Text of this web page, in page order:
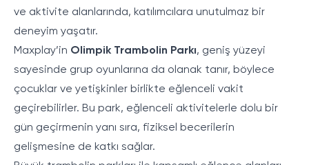
ve aktivite alanlarında, katılımcılara unutulmaz bir
deneyim yaşatır.
Maxplay’in Olimpik Trambolin Parkı, geniş yüzeyi
sayesinde grup oyunlarına da olanak tanır, böylece
çocuklar ve yetişkinler birlikte eğlenceli vakit
geçirebilirler. Bu park, eğlenceli aktivitelerle dolu bir
gün geçirmenin yanı sıra, fiziksel becerilerin
gelişmesine de katkı sağlar.